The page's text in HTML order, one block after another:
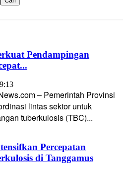
Pendampingan
– Pemerintah Provinsi
lintas sektor untuk
tuberkulosis (TBC)...
Percepatan
di Tanggamus